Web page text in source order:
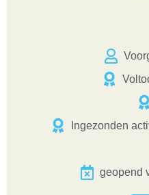
Ingezonden
geopend